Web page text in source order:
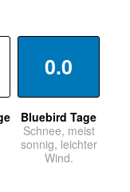
0.0
Bluebird Tage
Schnee, meist
sonnig, leichter
Wind.